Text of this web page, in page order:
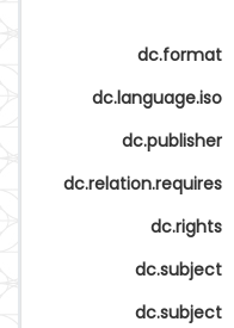
dc.format
dc.language.iso
dc.publisher
dc.relation.requires
dc.rights
dc.subject
dc.subject